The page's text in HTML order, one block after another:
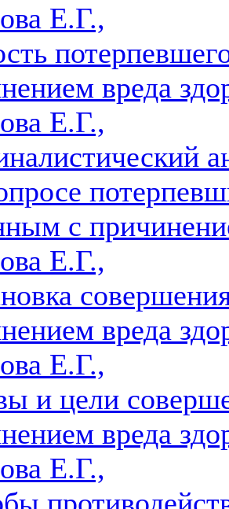
Е.Г.,
вреда
Е.Г.,
с
Е.Г.,
вреда
Е.Г.,
и цели
вреда
Е.Г.,